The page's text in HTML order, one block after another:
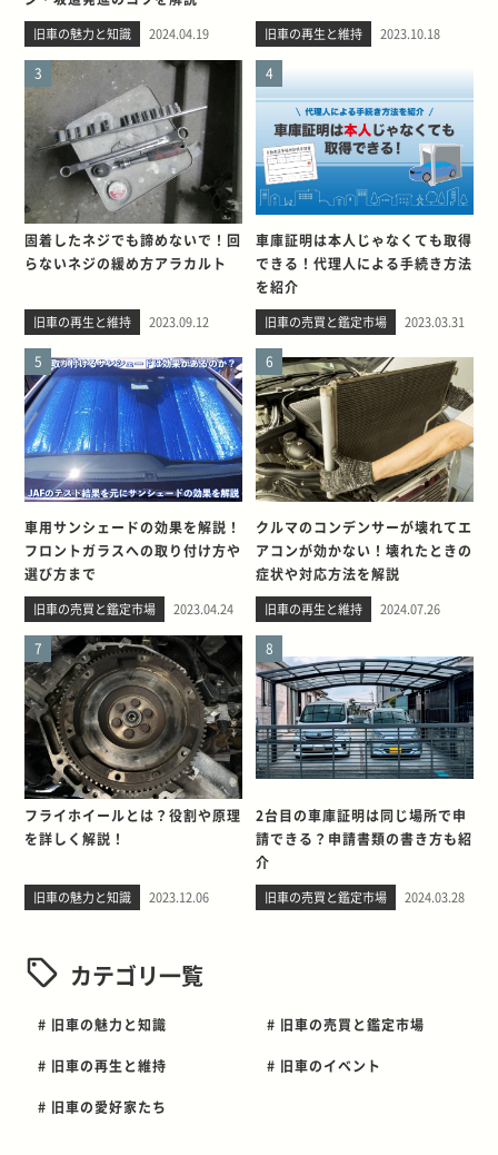
旧車の魅力と知識 2024.04.19 旧車の再生と維持 2023.10.18
3
固着したネジでも諦めないで！回
らないネジの緩め方アラカルト
旧車の再生と維持 2023.09.12
4
車庫証明は本人じゃなくても取得
できる！代理人による手続き方法
を紹介
旧車の売買と鑑定市場 2023.03.31
5
車用サンシェードの効果を解説！
フロントガラスへの取り付け方や
選び方まで
旧車の売買と鑑定市場 2023.04.24
6
クルマのコンデンサーが壊れてエ
アコンが効かない！壊れたときの
症状や対応方法を解説
旧車の再生と維持 2024.07.26
7
フライホイールとは？役割や原理
を詳しく解説！
旧車の魅力と知識 2023.12.06
8
2台目の車庫証明は同じ場所で申
請できる？申請書類の書き方も紹
介
旧車の売買と鑑定市場 2024.03.28
カテゴリ一覧
# 旧車の魅力と知識 # 旧車の売買と鑑定市場
# 旧車の再生と維持 # 旧車のイベント
# 旧車の愛好家たち